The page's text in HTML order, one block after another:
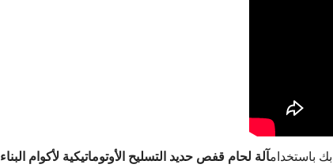
باستخدامآلة لحام قفص حديد التسليح الأوتوماتيكية لأكوام البناء